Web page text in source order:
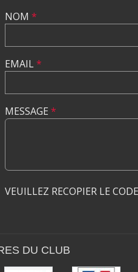
NOM *
EMAIL*
MESSAGE *
VEUILLEZ RECOPIER LE CODE
DU CLUB